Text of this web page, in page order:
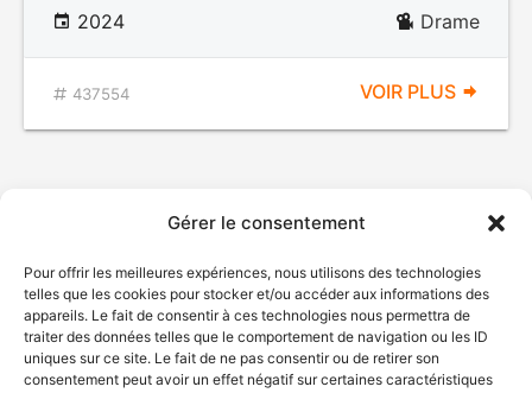
Gérer le consentement
Pour offrir les meilleures expériences, nous utilisons des technologies
telles que les cookies pour stocker et/ou accéder aux informations des
appareils. Le fait de consentir à ces technologies nous permettra de
traiter des données telles que le comportement de navigation ou les ID
uniques sur ce site. Le fait de ne pas consentir ou de retirer son
consentement peut avoir un effet négatif sur certaines caractéristiques
2024 Drame
437554 VOIR PLUS